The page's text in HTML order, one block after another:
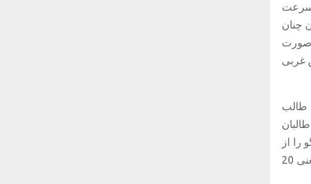
سرعت
چنان
صورت
غربی
طالب
را از
دست یک طالب بگیرد، اتفاقی ساده نیست. این شروع حرکتی ا‌ست که در دور قبلی طالبان یعنی 20